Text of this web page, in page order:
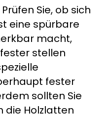
Sie, ob sich
eine spürbare
macht,
stellen
fester
sollten Sie
die Holzlatten